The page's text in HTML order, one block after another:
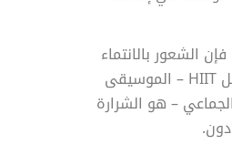
الشعور بالانتماء
للمجتمع داخل فصل HIIT – الموسيقى
– هو الشرارة